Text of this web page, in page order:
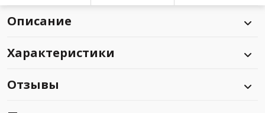
Описание
Характеристики
Отзывы